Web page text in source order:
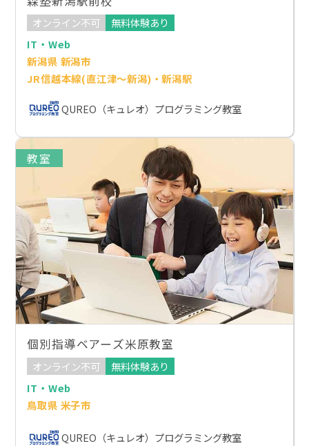
オンライン不可
無料体験あり
IT・Web
新潟県 新潟市
JR信越本線(直江津～新潟)・新潟駅
QUREO（キュレオ）プログラミング教室
教室
個別指導ベアーズ米原教室
オンライン不可
無料体験あり
IT・Web
鳥取県 米子市
QUREO（キュレオ）プログラミング教室